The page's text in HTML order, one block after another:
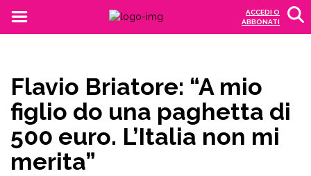
ACCEDI O
ABBONATI
Flavio Briatore: “A mio
figlio do una paghetta di
500 euro. L’Italia non mi
merita”